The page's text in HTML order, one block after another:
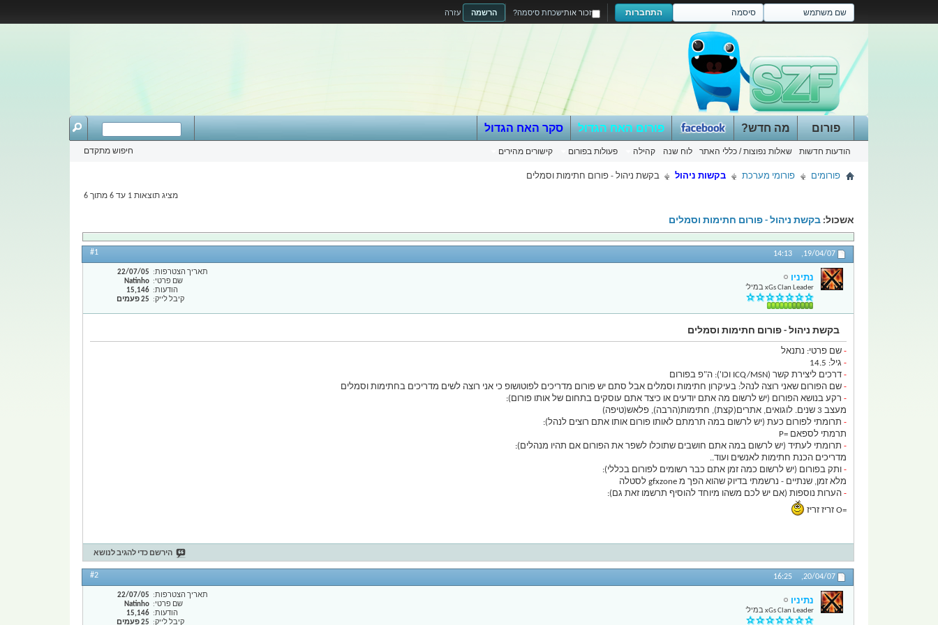
הרשמה עזרה התחברות זכור אותישכחת סיסמה?
פורום
הודעות חדשות שאלות נפוצות / כללי האתר לוח שנה קהילה פעולות בפורום קישורים מהירים
מה חדש? פורום האח הגדול סקר האח הגדול
חיפוש מתקדם
פורומים פורומי מערכת בקשות ניהול בקשת ניהול - פורום חתימות וסמלים
מציג תוצאות 1 עד 6 מתוך 6
אשכול: בקשת ניהול - פורום חתימות וסמלים
19/04/07,
14:13
#1
נתיניו
xGs Clan Leader במיל'
תאריך הצטרפות
22/07/05
שם פרטי
Natinho
הודעות
15,146
קיבל לייק
25 פעמים
בקשת ניהול - פורום חתימות וסמלים
- שם פרטי: נתנאל
- גיל: 14.5
- דרכים ליצירת קשר (ICQ/MSN וכו'): ה"פ בפורום
- שם הפורום שאני רוצה לנהל: בעיקרון חתימות וסמלים אבל סתם יש פורום מדריכים לפוטושופ כי אני רוצה לשים מדריכים בחתימות וסמלים
- רקע בנושא הפורום (יש לרשום מה אתם יודעים או כיצד אתם עוסקים בתחום של אותו פורום):
מעצב 3 שנים. לוגואים, אתרים(קצת), חתימות(הרבה), פלאש(טיפה)
- תרומתי לפורום כעת (יש לרשום במה תרמתם לאותו פורום אותו אתם רוצים לנהל):
תרמתי לספאם =P
- תרומתי לעתיד (יש לרשום במה אתם חושבים שתוכלו לשפר את הפורום אם תהיו מנהלים):
מדריכים הכנת חתימות לאנשים ועוד..
- ותק בפורום (יש לרשום כמה זמן אתם כבר רשומים לפורום בכללי):
מלא זמן, שנתיים - נרשמתי בדיוק שהוא הפך מ gfxzone לסטלה
- הערות נוספות (אם יש לכם משהו מיוחד להוסיף תרשמו זאת גם):
=O זריז זריז
הירשם כדי להגיב לנושא
20/04/07,
16:25
#2
נתיניו
xGs Clan Leader במיל'
תאריך הצטרפות
22/07/05
שם פרטי
Natinho
הודעות
15,146
קיבל לייק
25 פעמים